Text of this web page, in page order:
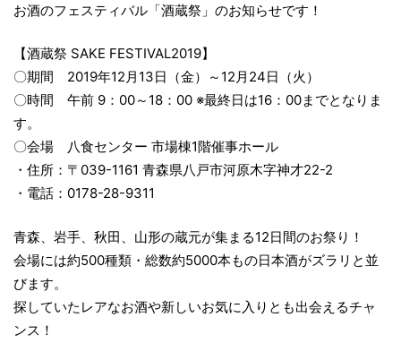
お酒のフェスティバル「酒蔵祭」のお知らせです！
【酒蔵祭 SAKE FESTIVAL2019】
〇期間 2019年12月13日（金）～12月24日（火）
〇時間 午前 9：00～18：00 ※最終日は16：00までとなりま
す。
〇会場 八食センター 市場棟1階催事ホール
・住所：〒039-1161 青森県八戸市河原木字神才22-2
・電話：0178-28-9311
青森、岩手、秋田、山形の蔵元が集まる12日間のお祭り！
会場には約500種類・総数約5000本もの日本酒がズラリと並
びます。
探していたレアなお酒や新しいお気に入りとも出会えるチャ
ンス！